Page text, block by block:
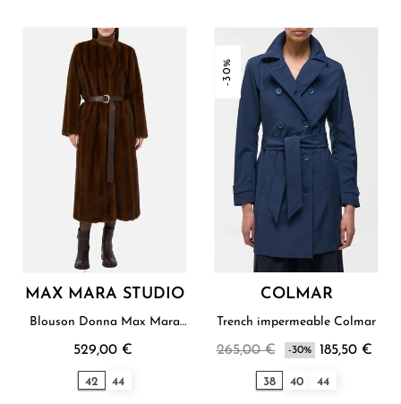
MAX MARA STUDIO
Blouson Donna Max Mara
529,00 €
42 44
-30%
COLMAR
Trench impermeable Colmar
265,00 € -30% 185,50 €
38 40 44